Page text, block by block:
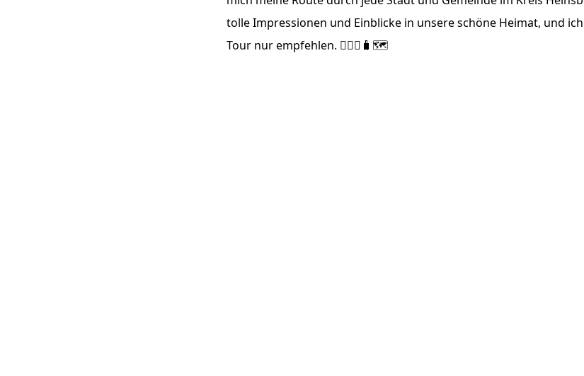
tolle Impressionen und Einblicke in unsere schöne Heimat, und
Tour nur empfehlen. 🚴🏼‍♂️🧳🗺